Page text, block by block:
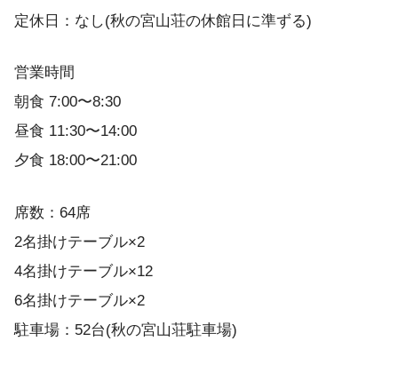
定休日：なし(秋の宮山荘の休館日に準ずる)
営業時間
朝食 7:00〜8:30
昼食 11:30〜14:00
夕食 18:00〜21:00
席数：64席
2名掛けテーブル×2
4名掛けテーブル×12
6名掛けテーブル×2
駐車場：52台(秋の宮山荘駐車場)